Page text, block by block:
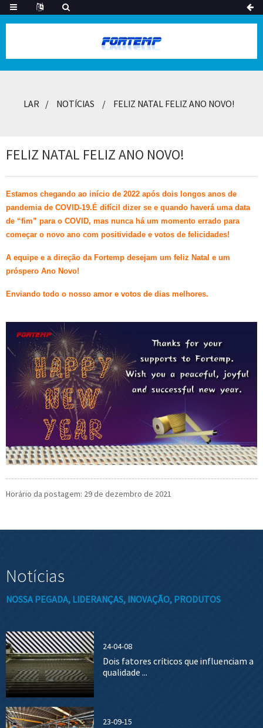
LAR NOTÍCIAS FELIZ NATAL FELIZ ANO NOVO!
FELIZ NATAL FELIZ ANO NOVO!
Estamos chegando ao início de 2022 após dois longos anos de
pandemia de COVID-19.É difícil dizer se e quando haverá uma data
de “fim” para o COVID, mas nunca há um momento errado para
começar o novo ano com positividade e votos de felicidades!
A equipe e a direção da Fortemp desejam um feliz Natal e um
próspero Ano Novo!
Enviando todo o nosso amor e votos de dias melhores.
Horário da postagem: 29 de dezembro de 2021
Notícias
NOSSA PEGADA, LIDERANÇAS, INOVAÇÃO, PRODUTOS
24-04-08
Dois fatores críticos que influenciam a
qualidade ...
23-09-15